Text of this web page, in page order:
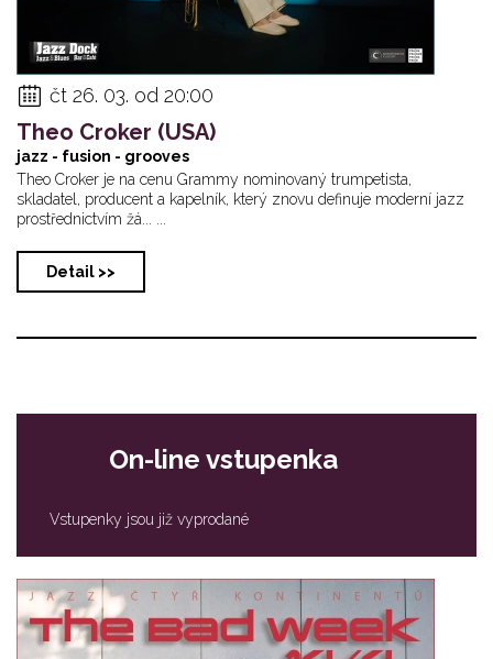
čt 26. 03. od 20:00
Theo Croker (USA)
jazz - fusion - grooves
Theo Croker je na cenu Grammy nominovaný trumpetista,
skladatel, producent a kapelník, který znovu definuje moderní jazz
prostřednictvím žá... ...
Detail >>
On-line vstupenka
Vstupenky jsou již vyprodané